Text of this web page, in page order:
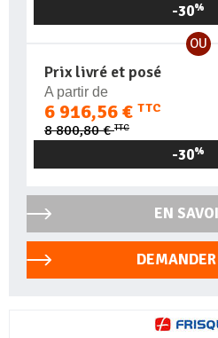
-30%
OU
Prix livré et posé
A partir de
6 916,56 € TTC
8 800,80 €TTC
-30%
EN